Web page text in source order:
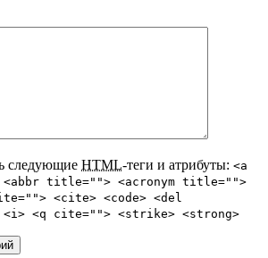
следующие HTML-теги и атрибуты: <a
title=""> <acronym title="">
<cite> <code> <del
<i> <q cite=""> <strike> <strong>